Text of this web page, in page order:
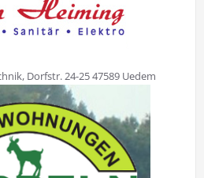
Dorfstr. 24-25 47589 Uedem